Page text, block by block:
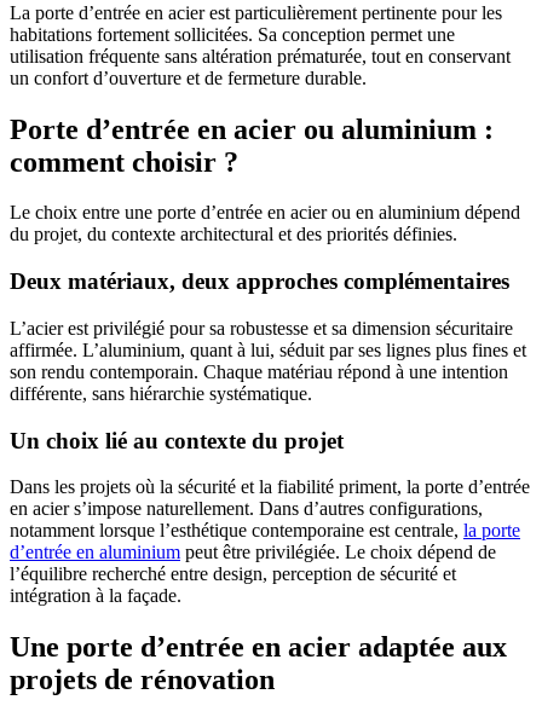
La porte d’entrée en acier est particulièrement pertinente pour les
habitations fortement sollicitées. Sa conception permet une
utilisation fréquente sans altération prématurée, tout en conservant
un confort d’ouverture et de fermeture durable.
Porte d’entrée en acier ou aluminium :
comment choisir ?
Le choix entre une porte d’entrée en acier ou en aluminium dépend
du projet, du contexte architectural et des priorités définies.
Deux matériaux, deux approches complémentaires
L’acier est privilégié pour sa robustesse et sa dimension sécuritaire
affirmée. L’aluminium, quant à lui, séduit par ses lignes plus fines et
son rendu contemporain. Chaque matériau répond à une intention
différente, sans hiérarchie systématique.
Un choix lié au contexte du projet
Dans les projets où la sécurité et la fiabilité priment, la porte d’entrée
en acier s’impose naturellement. Dans d’autres configurations,
notamment lorsque l’esthétique contemporaine est centrale, la porte
d’entrée en aluminium peut être privilégiée. Le choix dépend de
l’équilibre recherché entre design, perception de sécurité et
intégration à la façade.
Une porte d’entrée en acier adaptée aux
projets de rénovation